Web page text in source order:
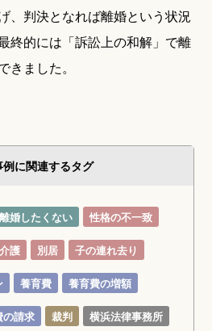
、判決となれば離婚という状況
終的には「訴訟上の和解」で離
きました。
例に関連するタグ
離婚したくない 性格の不一致
介護 別居 子の連れ去り
養育費 養育費の増額
の請求 裁判 横浜法律事務所